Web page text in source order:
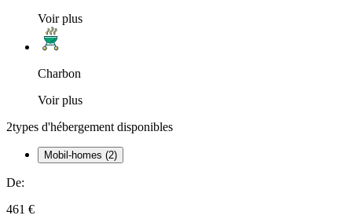
Voir plus
Charbon
Voir plus
2types d'hébergement disponibles
Mobil-homes (2)
De:
461 €